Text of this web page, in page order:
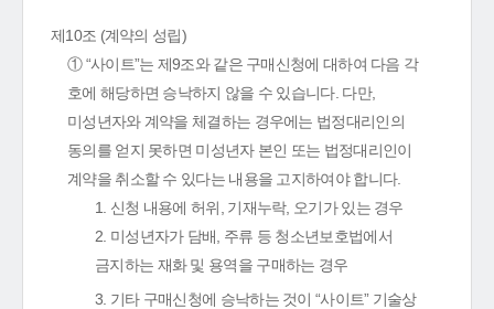
제10조 (계약의 성립)
① “사이트”는 제9조와 같은 구매신청에 대하여 다음 각
호에 해당하면 승낙하지 않을 수 있습니다. 다만,
미성년자와 계약을 체결하는 경우에는 법정대리인의
동의를 얻지 못하면 미성년자 본인 또는 법정대리인이
계약을 취소할 수 있다는 내용을 고지하여야 합니다.
1. 신청 내용에 허위, 기재누락, 오기가 있는 경우
2. 미성년자가 담배, 주류 등 청소년보호법에서
금지하는 재화 및 용역을 구매하는 경우
3. 기타 구매신청에 승낙하는 것이 “사이트” 기술상